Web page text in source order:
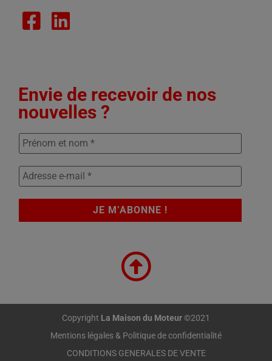
Envie de recevoir de nos
nouvelles ?
Copyright La Maison du Moteur©2021
Mentions légales & Politique de confidentialité
CONDITIONS GENERALES DE VENTE